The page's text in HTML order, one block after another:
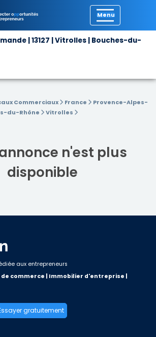
| 13127 | Vitrolles | Bouches-du-
Commerciaux France
Provence-Alpes-
du-Rhône Vitrolles
n'est plus
disponible
aux entrepreneurs
de commerce | Immobilier d'entreprise |
gratuitement